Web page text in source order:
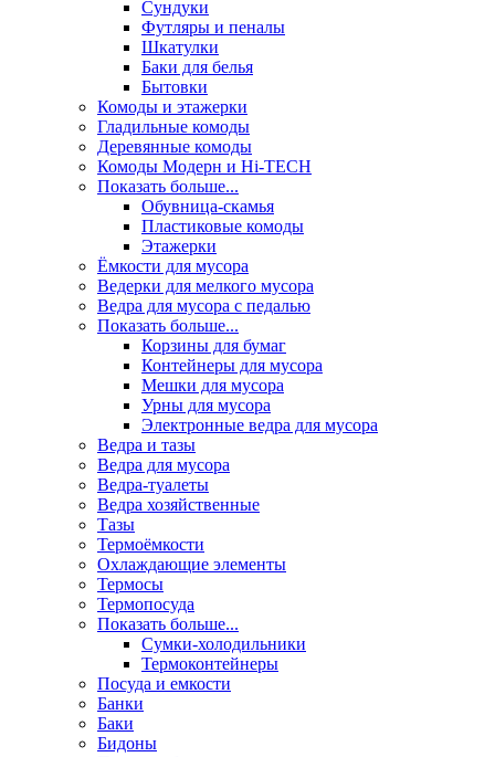
Сундуки
Футляры и пеналы
Шкатулки
Баки для белья
Бытовки
Комоды и этажерки
Гладильные комоды
Деревянные комоды
Комоды Модерн и Hi-TECH
Показать больше...
Обувница-скамья
Пластиковые комоды
Этажерки
Ёмкости для мусора
Ведерки для мелкого мусора
Ведра для мусора с педалью
Показать больше...
Корзины для бумаг
Контейнеры для мусора
Мешки для мусора
Урны для мусора
Электронные ведра для мусора
Ведра и тазы
Ведра для мусора
Ведра-туалеты
Ведра хозяйственные
Тазы
Термоёмкости
Охлаждающие элементы
Термосы
Термопосуда
Показать больше...
Сумки-холодильники
Термоконтейнеры
Посуда и емкости
Банки
Баки
Бидоны